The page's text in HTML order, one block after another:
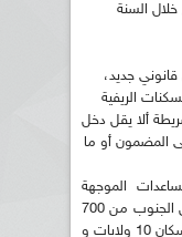
خلال السنة
جديد،
الريفية
ألا يقل دخل
الأدنى المضمون أو ما
الموجهة
مباشرة لدعم بناء السكنات الريفية بمناطق الجنوب من 700
ألف دينار إلى مليون دينار جزائري لفائدة سكان 10 ولايات و